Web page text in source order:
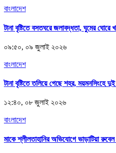
বাংলাদেশ
টানা বৃষ্টিতে বসতঘরে জলাবদ্ধতা, ঘুমের
০৯:৫০, ০৯ জুলাই ২০২৬
বাংলাদেশ
টানা বৃষ্টিতে তলিয়ে গেছে শহর, ময়মনসিংহে
১২:৪০, ০৮ জুলাই ২০২৬
বাংলাদেশ
মাকে শ্লীলতাহানির অভিযোগে ভাড়াটিয়া